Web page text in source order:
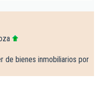
de bienes inmobiliarios por